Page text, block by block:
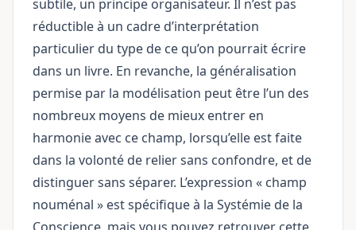
subtile, un principe organisateur. Il n’est pas
réductible à un cadre d’interprétation
particulier du type de ce qu’on pourrait écrire
dans un livre. En revanche, la généralisation
permise par la modélisation peut être l’un des
nombreux moyens de mieux entrer en
harmonie avec ce champ, lorsqu’elle est faite
dans la volonté de relier sans confondre, et de
distinguer sans séparer. L’expression « champ
nouménal » est spécifique à la Systémie de la